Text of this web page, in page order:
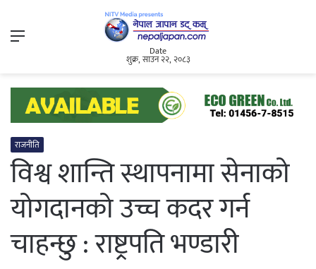
Menu
Date
शुक्र, साउन २२, २०८३
राजनीति
विश्व शान्ति स्थापनामा सेनाको
योगदानको उच्च कदर गर्न
चाहन्छु : राष्ट्रपति भण्डारी